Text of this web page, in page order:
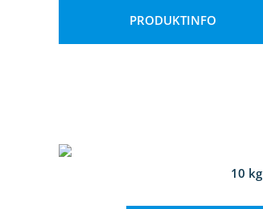
PRODUKTINFO
10 kg